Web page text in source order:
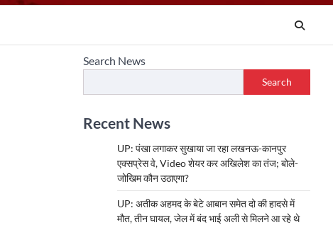
Search News
Search
Recent News
UP: पंखा लगाकर सुखाया जा रहा लखनऊ-कानपुर
एक्सप्रेस वे, Video शेयर कर अखिलेश का तंज; बोले-
जोखिम कौन उठाएगा?
UP: अतीक अहमद के बेटे आबान समेत दो की हादसे में
मौत, तीन घायल, जेल में बंद भाई अली से मिलने आ रहे थे